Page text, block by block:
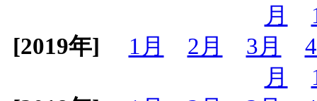
月
[2019年]
1月 2月 3月
月